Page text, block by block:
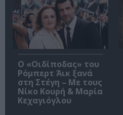
O «Οιδίποδας» του
Ρόμπερτ Άικ ξανά
στη Στέγη – Με τους
Νίκο Κουρή & Μαρία
Κεχαγιόγλου